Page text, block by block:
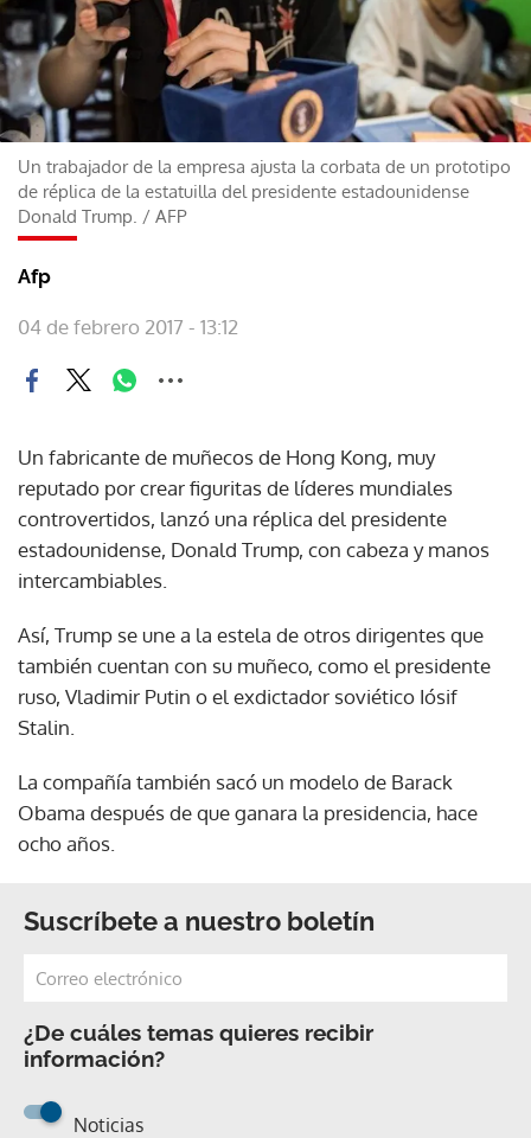
Un trabajador de la empresa ajusta la corbata de un prototipo
de réplica de la estatuilla del presidente estadounidense
Donald Trump. / AFP
Afp
04 de febrero 2017 - 13:12
Un fabricante de muñecos de Hong Kong, muy
reputado por crear figuritas de líderes mundiales
controvertidos, lanzó una réplica del presidente
estadounidense, Donald Trump, con cabeza y manos
intercambiables.
Así, Trump se une a la estela de otros dirigentes que
también cuentan con su muñeco, como el presidente
ruso, Vladimir Putin o el exdictador soviético Iósif
Stalin.
La compañía también sacó un modelo de Barack
Obama después de que ganara la presidencia, hace
ocho años.
Suscríbete a nuestro boletín
¿De cuáles temas quieres recibir
información?
Noticias